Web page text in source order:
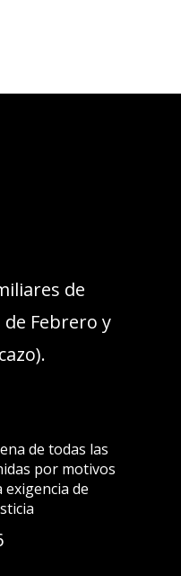
de
de Febrero y
de todas las
por motivos
de